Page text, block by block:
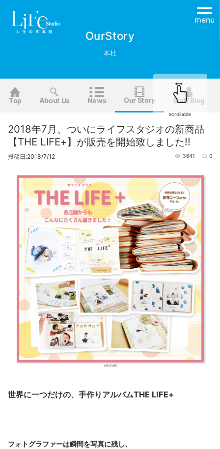
menu
OurStory
本社
Top About Us News Our Story Staff Blog
2018年7月、ついにライフスタジオの新商品
【THE LIFE+】が販売を開始致しました!!
投稿日:2018/7/12 3641 0
世界に一つだけの、手作りアルバムTHE LIFE+
フォトグラファーは瞬間を写真に残し、